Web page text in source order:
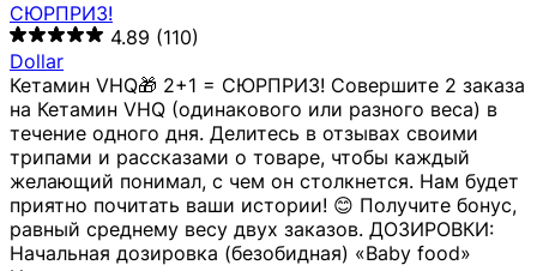
СЮРПРИЗ!
4.89 (110)
Dollar
Кетамин VHQ🎁 2+1 = СЮРПРИЗ! Совершите 2 заказа
на Кетамин VHQ (одинакового или разного веса) в
течение одного дня. Делитесь в отзывах своими
трипами и рассказами о товаре, чтобы каждый
желающий понимал, с чем он столкнется. Нам будет
приятно почитать ваши истории! 😊 Получите бонус,
равный среднему весу двух заказов. ДОЗИРОВКИ:
Начальная дозировка (безобидная) «Baby food»